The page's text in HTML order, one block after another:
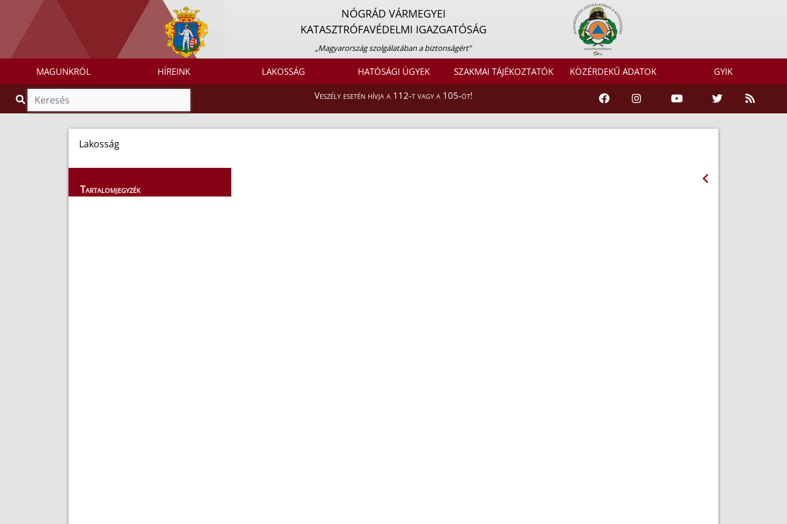
NÓGRÁD VÁRMEGYEI
KATASZTRÓFAVÉDELMI IGAZGATÓSÁG
„Magyarország szolgálatában a biztonságért”
MAGUNKRÓL HÍREINK LAKOSSÁG HATÓSÁGI ÜGYEK SZAKMAI TÁJÉKOZTATÓK KÖZÉRDEKŰ ADATOK GYIK
Veszély esetén hívja a 112-t vagy a 105-öt!
Lakosság
Tartalomjegyzék